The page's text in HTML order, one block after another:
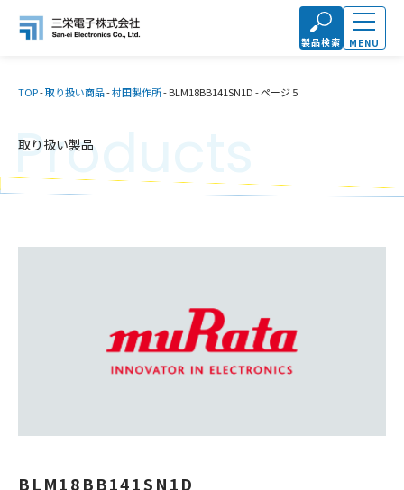
製品検索 MENU
TOP-取り扱い商品-村田製作所-BLM18BB141SN1D-ページ 5
取り扱い製品
Products
BLM18BB141SN1D